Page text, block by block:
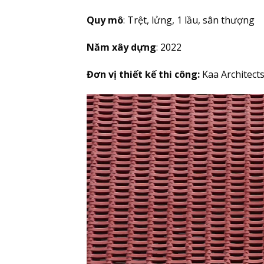
Quy mô: Trệt, lửng, 1 lầu, sân thượng
Năm xây dựng: 2022
Đơn vị thiết kế thi công: Kaa Architects
Trình
chơi
Video